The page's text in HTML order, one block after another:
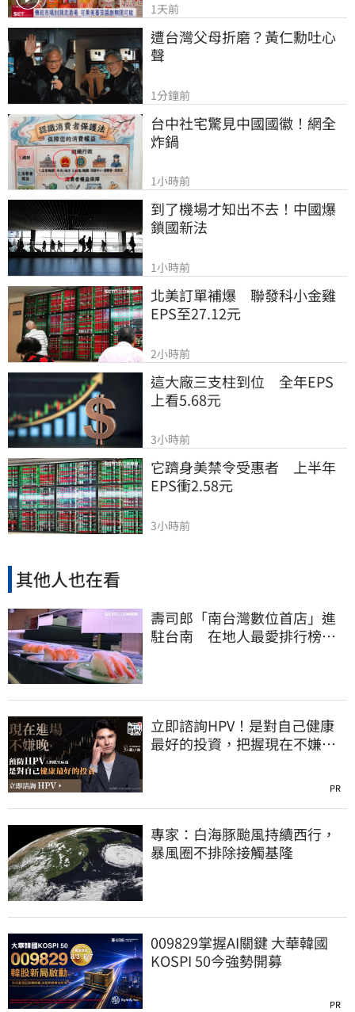
1天前
遭台灣父母折磨？黃仁勳吐心
聲
1分鐘前
台中社宅驚見中國國徽！網全
炸鍋
1小時前
到了機場才知出不去！中國爆
鎖國新法
1小時前
北美訂單補爆　聯發科小金雞
EPS至27.12元
2小時前
這大廠三支柱到位　全年EPS
上看5.68元
3小時前
它躋身美禁令受惠者　上半年
EPS衝2.58元
3小時前
其他人也在看
壽司郎「南台灣數位首店」進
駐台南 在地人最愛排行榜曝
立即諮詢HPV！是對自己健康
最好的投資，把握現在不嫌
PR
專家：白海豚颱風持續西行，
暴風圈不排除接觸基隆
009829掌握AI關鍵 大華韓國
KOSPI 50今強勢開募
PR